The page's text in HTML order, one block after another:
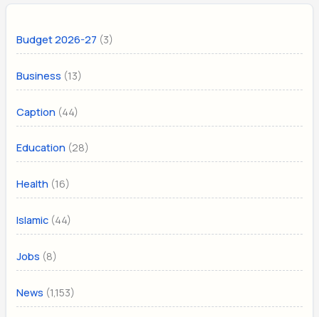
Budget 2026-27 (3)
Business (13)
Caption (44)
Education (28)
Health (16)
Islamic (44)
Jobs (8)
News (1,153)